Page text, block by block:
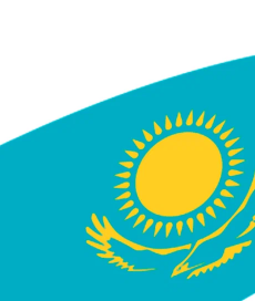
түсінемін. Біздің
ауасы ластанған
Егер Сіз қарсы
Президенттер
пен халықаралық
Тоқаев.
бастама аясында